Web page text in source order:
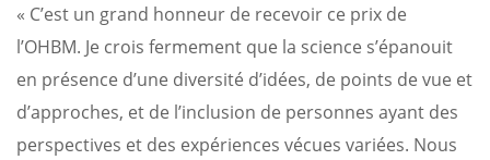
« C’est un grand honneur de recevoir ce prix de
l’OHBM. Je crois fermement que la science s’épanouit
en présence d’une diversité d’idées, de points de vue et
d’approches, et de l’inclusion de personnes ayant des
perspectives et des expériences vécues variées. Nous